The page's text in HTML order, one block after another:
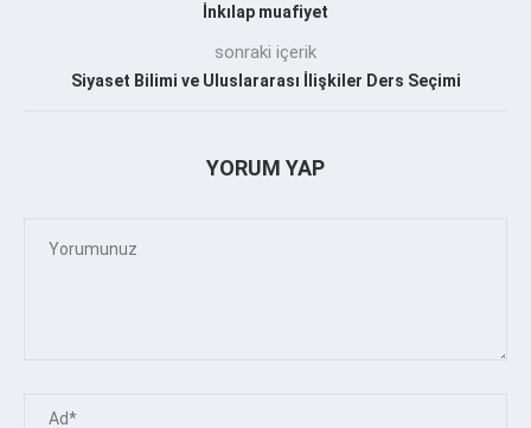
İnkılap muafiyet
sonraki içerik
Siyaset Bilimi ve Uluslararası İlişkiler Ders Seçimi
YORUM YAP